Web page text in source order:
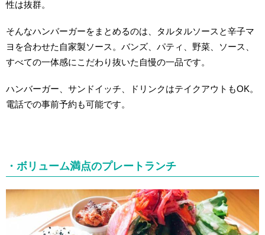
性は抜群。
そんなハンバーガーをまとめるのは、タルタルソースと辛子マ
ヨを合わせた自家製ソース。バンズ、パティ、野菜、ソース、
すべての一体感にこだわり抜いた自慢の一品です。
ハンバーガー、サンドイッチ、ドリンクはテイクアウトもOK。
電話での事前予約も可能です。
・ボリューム満点のプレートランチ